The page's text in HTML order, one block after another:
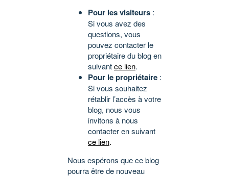
Pour les visiteurs :
Si vous avez des
questions, vous
pouvez contacter le
propriétaire du blog en
suivantce lien.
Pour le propriétaire :
Si vous souhaitez
rétablir l’accès à votre
blog, nous vous
invitons à nous
contacter en suivant
ce lien.
Nous espérons que ce blog
pourra être de nouveau